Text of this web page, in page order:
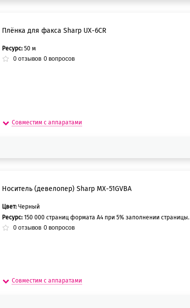
Плёнка для факса Sharp UX-6CR
Ресурс: 50 м
0отзывов 0вопросов
Совместим с аппаратами
Носитель (девелопер) Sharp MX-51GVBA
Цвет: Черный
Ресурс: 150 000 страниц формата А4 при 5% заполнении страницы.
0отзывов 0вопросов
Совместим с аппаратами